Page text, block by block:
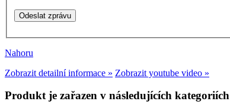
Nahoru
Zobrazit detailní informace » Zobrazit youtube video »
Produkt je zařazen v následujících kategoriích